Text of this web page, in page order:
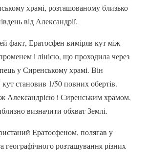
храмі, розташованому близько
від Александрії.
факт, Ератосфен виміряв кут між
і лінією, що проходила через
у Сиренському храмі. Він
становив 1/50 повних обертів.
Александрією і Сиренським храмом,
визначити обхват Землі.
Ератосфеном, полягав у
географічного розташування різних